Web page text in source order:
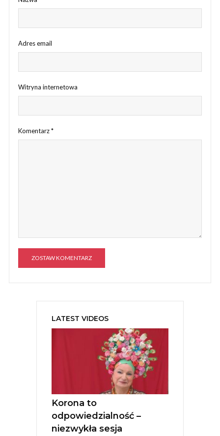
Adres email
Witryna internetowa
Komentarz*
A
LATEST VIDEOS
Korona to
odpowiedzialność –
niezwykła sesja